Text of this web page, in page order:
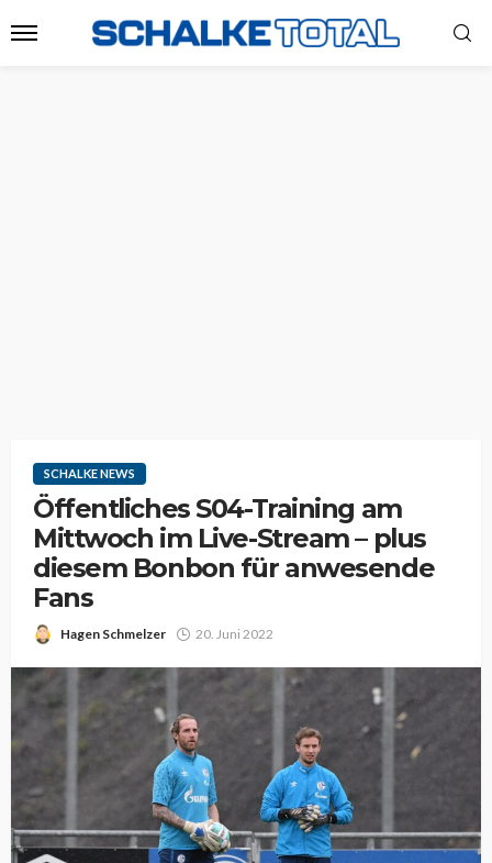
SCHALKE NEWS
Öffentliches S04-Training am
Mittwoch im Live-Stream – plus
diesem Bonbon für anwesende
Fans
Hagen Schmelzer 20. Juni 2022